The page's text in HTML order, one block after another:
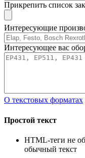
Прикрепить список
Интересующие
Интересующее вас
О текстовых форматах
Простой текст
HTML-теги не
обычный текст